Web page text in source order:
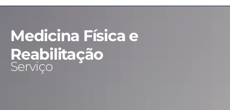
Medicina Física e
Reabilitação
Serviço